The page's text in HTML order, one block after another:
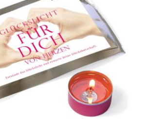
WÄHLEN DIESES
PRODUKT
WEIST
MEHRERE
VARIANTEN
AUF.
DIE
OPTIONEN
KÖNNEN